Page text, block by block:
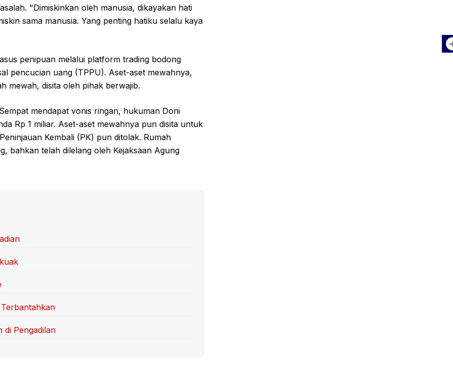
"Dimiskinkan oleh manusia, dikayakan hati
sama manusia. Yang penting hatiku selalu kaya
penipuan melalui platform trading bodong
pencucian uang (TPPU). Aset-aset mewahnya,
mewah, disita oleh pihak berwajib.
mendapat vonis ringan, hukuman Doni
Rp 1 miliar. Aset-aset mewahnya pun disita untuk
Kembali (PK) pun ditolak. Rumah
bahkan telah dilelang oleh Kejaksaan Agung
di Pengadilan